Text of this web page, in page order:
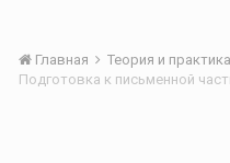
Главная
Подготовка к письменной